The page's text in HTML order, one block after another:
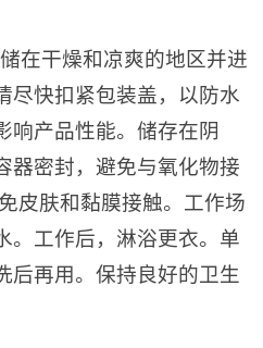
在干燥和凉爽的地区并进
尽快扣紧包装盖，以防水
响产品性能。储存在阴
器密封，避免与氧化物接
皮肤和黏膜接触。工作场
。工作后，淋浴更衣。单
后再用。保持良好的卫生